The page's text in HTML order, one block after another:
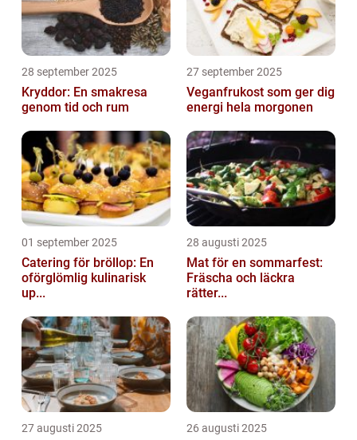
28 september 2025
Kryddor: En smakresa
genom tid och rum
27 september 2025
Veganfrukost som ger dig
energi hela morgonen
01 september 2025
Catering för bröllop: En
oförglömlig kulinarisk
up...
28 augusti 2025
Mat för en sommarfest:
Fräscha och läckra
rätter...
27 augusti 2025 26 augusti 2025